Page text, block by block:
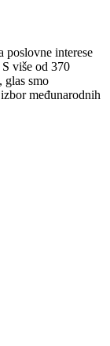
poslovne interese
više od 370
glas smo
međunarodnih